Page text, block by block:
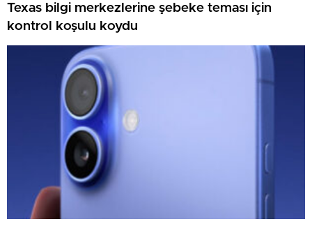
Texas bilgi merkezlerine şebeke teması için
kontrol koşulu koydu